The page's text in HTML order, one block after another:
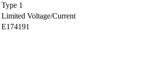
Type 1
Limited Voltage/Current
E174191